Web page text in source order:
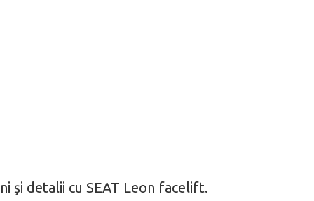
și detalii cu SEAT Leon facelift.